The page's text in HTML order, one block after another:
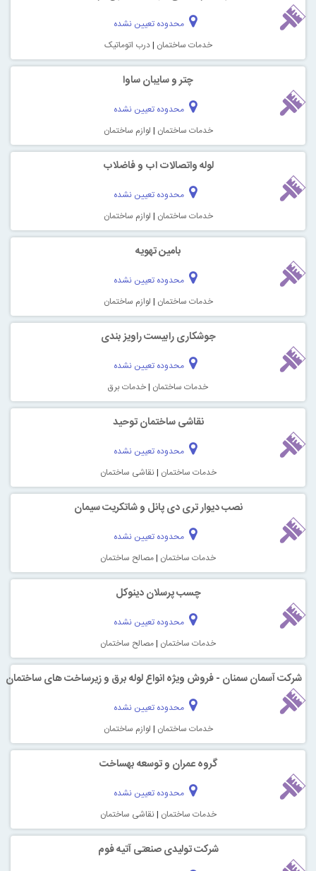
محدوده تعیین نشده
خدمات ساختمان|درب اتوماتیک
چتر و سایبان ساوا
محدوده تعیین نشده
خدمات ساختمان|لوازم ساختمان
لوله واتصالات اب و فاضلاب
محدوده تعیین نشده
خدمات ساختمان|لوازم ساختمان
بامین تهویه
محدوده تعیین نشده
خدمات ساختمان|لوازم ساختمان
جوشکاری رابیست راویز بندی
محدوده تعیین نشده
خدمات ساختمان|خدمات برق
نقاشی ساختمان توحید
محدوده تعیین نشده
خدمات ساختمان|نقاشی ساختمان
نصب دیوار تری‌ دی پانل و شاتکریت سیمان
محدوده تعیین نشده
خدمات ساختمان|مصالح ساختمان
چسب پرسلان دینوکل
محدوده تعیین نشده
خدمات ساختمان|مصالح ساختمان
سمنان - فروش ویژه انواع لوله برق و زیرساخت های ساختمان
محدوده تعیین نشده
خدمات ساختمان|لوازم ساختمان
گروه عمران و توسعه بهساخت
محدوده تعیین نشده
خدمات ساختمان|نقاشی ساختمان
شرکت تولیدی صنعتی آتیه فوم